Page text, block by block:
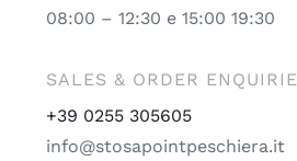
08:00 – 12:30 e 15:00 19:30
SALES & ORDER
+39 0255 305605
info@stosapointpeschiera.it